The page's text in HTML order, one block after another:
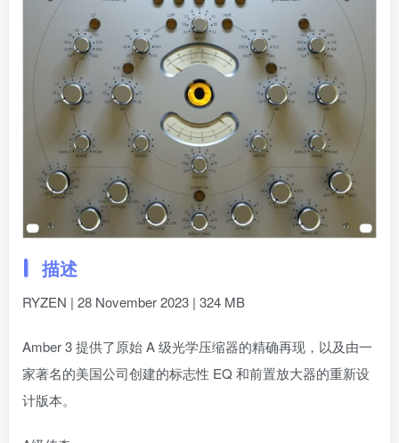
描述
RYZEN | 28 November 2023 | 324 MB
Amber 3 提供了原始 A 级光学压缩器的精确再现，以及由一
家著名的美国公司创建的标志性 EQ 和前置放大器的重新设
计版本。